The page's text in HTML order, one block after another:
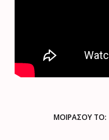
ΜΟΙΡΑΣΟΥ ΤΟ: